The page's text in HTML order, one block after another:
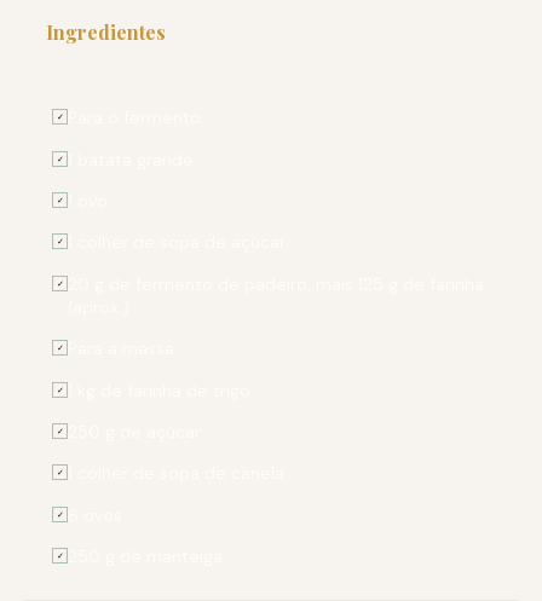
Ingredientes
✓
✓
✓
✓
✓
✓
✓
✓
✓
✓
✓